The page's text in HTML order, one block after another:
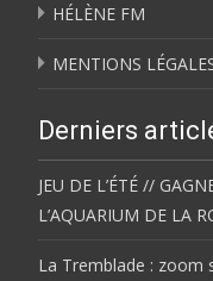
HÉLÈNE FM
MENTIONS
Derniers
JEU DE L’ÉTÉ //
L’AQUARIUM DE LA
La Tremblade : zoom